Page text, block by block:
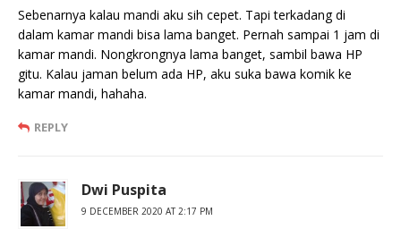
Sebenarnya kalau mandi aku sih cepet. Tapi terkadang di
dalam kamar mandi bisa lama banget. Pernah sampai 1 jam di
kamar mandi. Nongkrongnya lama banget, sambil bawa HP
gitu. Kalau jaman belum ada HP, aku suka bawa komik ke
kamar mandi, hahaha.
REPLY
Dwi Puspita
9 DECEMBER 2020 AT 2:17 PM